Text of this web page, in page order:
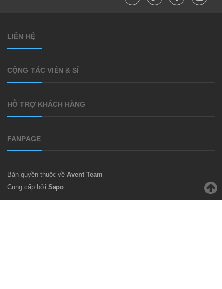
LIÊN HỆ
CỘNG TÁC VIÊN & SỈ
HỖ TRỢ KHÁCH HÀNG
FANPAGE
Bản quyền thuộc về Avent Team
Cung cấp bởi Sapo